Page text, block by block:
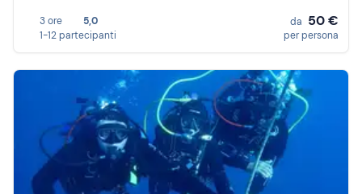
3 ore
5,0
1-12 partecipanti
da 50 €
per persona